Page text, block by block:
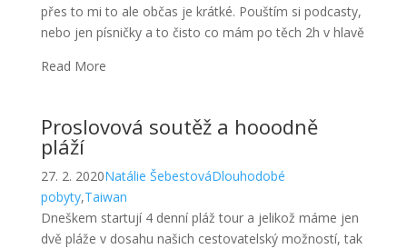
přes to mi to ale občas je krátké. Pouštím si podcasty,
nebo jen písničky a to čisto co mám po těch 2h v hlavě
Read More
Proslovová soutěž a hooodně
pláží
27. 2. 2020Natálie ŠebestováDlouhodobé
pobyty,Taiwan
Dneškem startují 4 denní pláž tour a jelikož máme jen
dvě pláže v dosahu našich cestovatelský možností, tak